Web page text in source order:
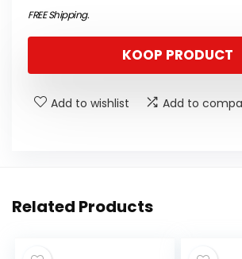
FREE Shipping.
KOOP PRODUCT
Add to wishlist Add to
Related Products